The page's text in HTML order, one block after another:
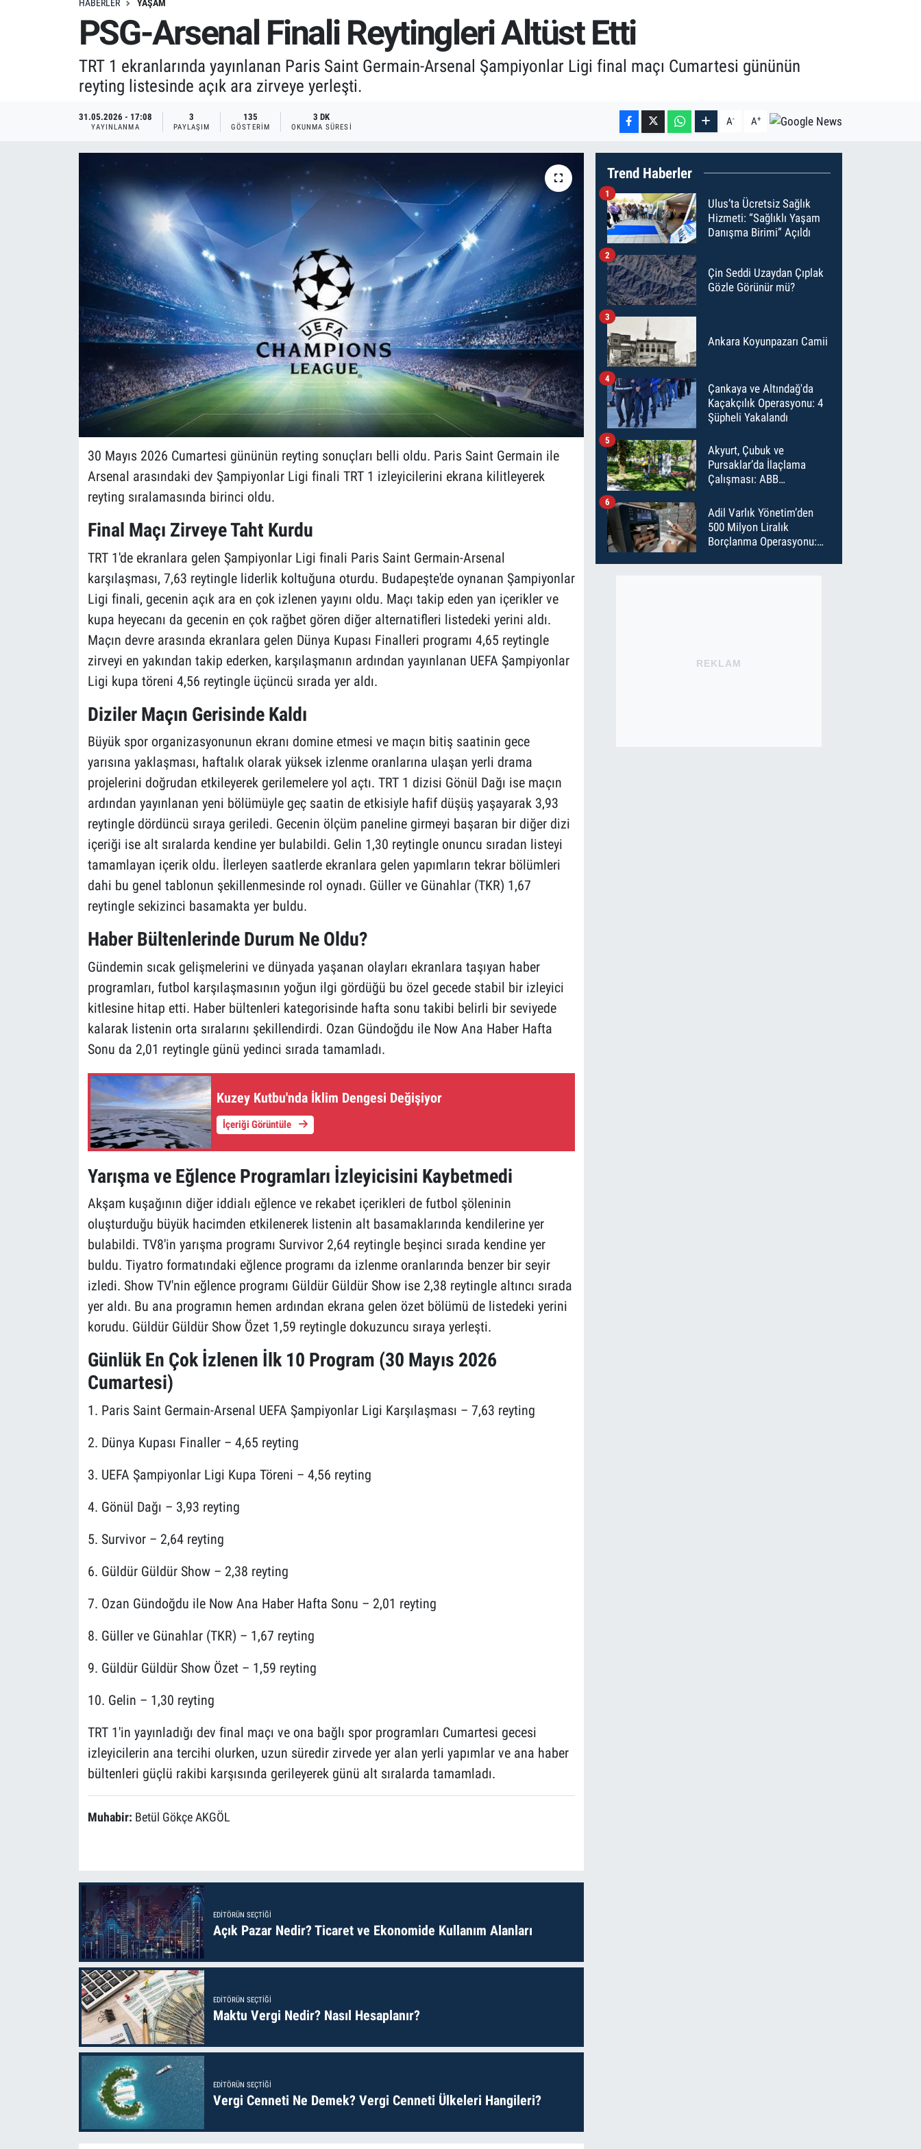
HABERLER YAŞAM
PSG-Arsenal Finali Reytingleri Altüst Etti
TRT 1 ekranlarında yayınlanan Paris Saint Germain-Arsenal Şampiyonlar Ligi final maçı Cumartesi gününün
reyting listesinde açık ara zirveye yerleşti.
31.05.2026 - 17:08
YAYINLANMA
3
PAYLAŞIM
135
GÖSTERIM
3 DK
OKUNMA SÜRESI A- A+
30 Mayıs 2026 Cumartesi gününün reyting sonuçları belli oldu. Paris Saint Germain ile
Arsenal arasındaki dev Şampiyonlar Ligi finali TRT 1 izleyicilerini ekrana kilitleyerek
reyting sıralamasında birinci oldu.
Final Maçı Zirveye Taht Kurdu
TRT 1'de ekranlara gelen Şampiyonlar Ligi finali Paris Saint Germain-Arsenal
karşılaşması, 7,63 reytingle liderlik koltuğuna oturdu. Budapeşte'de oynanan Şampiyonlar
Ligi finali, gecenin açık ara en çok izlenen yayını oldu. Maçı takip eden yan içerikler ve
kupa heyecanı da gecenin en çok rağbet gören diğer alternatifleri listedeki yerini aldı.
Maçın devre arasında ekranlara gelen Dünya Kupası Finalleri programı 4,65 reytingle
zirveyi en yakından takip ederken, karşılaşmanın ardından yayınlanan UEFA Şampiyonlar
Ligi kupa töreni 4,56 reytingle üçüncü sırada yer aldı.
Diziler Maçın Gerisinde Kaldı
Büyük spor organizasyonunun ekranı domine etmesi ve maçın bitiş saatinin gece
yarısına yaklaşması, haftalık olarak yüksek izlenme oranlarına ulaşan yerli drama
projelerini doğrudan etkileyerek gerilemelere yol açtı. TRT 1 dizisi Gönül Dağı ise maçın
ardından yayınlanan yeni bölümüyle geç saatin de etkisiyle hafif düşüş yaşayarak 3,93
reytingle dördüncü sıraya geriledi. Gecenin ölçüm paneline girmeyi başaran bir diğer dizi
içeriği ise alt sıralarda kendine yer bulabildi. Gelin 1,30 reytingle onuncu sıradan listeyi
tamamlayan içerik oldu. İlerleyen saatlerde ekranlara gelen yapımların tekrar bölümleri
dahi bu genel tablonun şekillenmesinde rol oynadı. Güller ve Günahlar (TKR) 1,67
reytingle sekizinci basamakta yer buldu.
Haber Bültenlerinde Durum Ne Oldu?
Gündemin sıcak gelişmelerini ve dünyada yaşanan olayları ekranlara taşıyan haber
programları, futbol karşılaşmasının yoğun ilgi gördüğü bu özel gecede stabil bir izleyici
kitlesine hitap etti. Haber bültenleri kategorisinde hafta sonu takibi belirli bir seviyede
kalarak listenin orta sıralarını şekillendirdi. Ozan Gündoğdu ile Now Ana Haber Hafta
Sonu da 2,01 reytingle günü yedinci sırada tamamladı.
Kuzey Kutbu'nda İklim Dengesi Değişiyor
İçeriği Görüntüle
Yarışma ve Eğlence Programları İzleyicisini Kaybetmedi
Akşam kuşağının diğer iddialı eğlence ve rekabet içerikleri de futbol şöleninin
oluşturduğu büyük hacimden etkilenerek listenin alt basamaklarında kendilerine yer
bulabildi. TV8'in yarışma programı Survivor 2,64 reytingle beşinci sırada kendine yer
buldu. Tiyatro formatındaki eğlence programı da izlenme oranlarında benzer bir seyir
izledi. Show TV'nin eğlence programı Güldür Güldür Show ise 2,38 reytingle altıncı sırada
yer aldı. Bu ana programın hemen ardından ekrana gelen özet bölümü de listedeki yerini
korudu. Güldür Güldür Show Özet 1,59 reytingle dokuzuncu sıraya yerleşti.
Günlük En Çok İzlenen İlk 10 Program (30 Mayıs 2026
Cumartesi)
1. Paris Saint Germain-Arsenal UEFA Şampiyonlar Ligi Karşılaşması – 7,63 reyting
2. Dünya Kupası Finaller – 4,65 reyting
3. UEFA Şampiyonlar Ligi Kupa Töreni – 4,56 reyting
4. Gönül Dağı – 3,93 reyting
5. Survivor – 2,64 reyting
6. Güldür Güldür Show – 2,38 reyting
7. Ozan Gündoğdu ile Now Ana Haber Hafta Sonu – 2,01 reyting
8. Güller ve Günahlar (TKR) – 1,67 reyting
9. Güldür Güldür Show Özet – 1,59 reyting
10. Gelin – 1,30 reyting
TRT 1'in yayınladığı dev final maçı ve ona bağlı spor programları Cumartesi gecesi
izleyicilerin ana tercihi olurken, uzun süredir zirvede yer alan yerli yapımlar ve ana haber
bültenleri güçlü rakibi karşısında gerileyerek günü alt sıralarda tamamladı.
Muhabir: Betül Gökçe AKGÖL
EDITÖRÜN SEÇTIĞI
Açık Pazar Nedir? Ticaret ve Ekonomide Kullanım Alanları
EDITÖRÜN SEÇTIĞI
Maktu Vergi Nedir? Nasıl Hesaplanır?
EDITÖRÜN SEÇTIĞI
Vergi Cenneti Ne Demek? Vergi Cenneti Ülkeleri Hangileri?
Trend Haberler
Ulus’ta Ücretsiz Sağlık
Hizmeti: “Sağlıklı Yaşam
Danışma Birimi” Açıldı
1
Çin Seddi Uzaydan Çıplak
Gözle Görünür mü?
2
Ankara Koyunpazarı Camii
3
Çankaya ve Altındağ'da
Kaçakçılık Operasyonu: 4
Şüpheli Yakalandı
4
Akyurt, Çubuk ve
Pursaklar’da İlaçlama
Çalışması: ABB
İlaçladı
5
Adil Varlık Yönetim’den
500 Milyon Liralık
Borçlanma Operasyonu:
6
REKLAM